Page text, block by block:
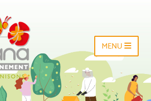
MENU